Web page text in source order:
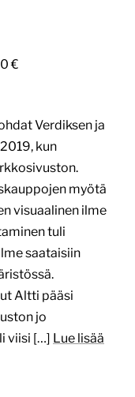
€
Verdiksen ja
kun
myötä
visuaalinen ilme
tuli
saataisiin
Altti pääsi
jo
viisi […] Lue lisää